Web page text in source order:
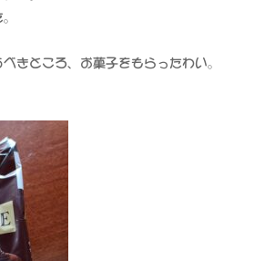
きところ、お菓子をもらったわい。